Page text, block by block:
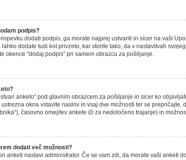
podpis?
dodati podpis, ga morate najprej ustvariti in sicer na vaši
dodate tudi kot privzeto, kar storite tako, da v nastavitvah
okence "dodaj podpis" pri samem obrazcu za pošiljanje.
anketo" pod glavnim obrazcem za pošiljanje in sicer ko
okna vstavite naslov in vsaj dve možnosti ter se
časovno omejitev ankete (0 za nedoločeno trajanje) in
dodati več možnosti?
anketi nastavi administrator. Če se vam zdi, da morate vaši anketi